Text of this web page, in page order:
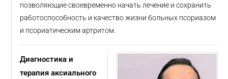
позволяющие своевременно начать лечение и сохранить
работоспособность и качество жизни больных псориазом
и псориатическим артритом.
Диагностика и
терапия аксиального